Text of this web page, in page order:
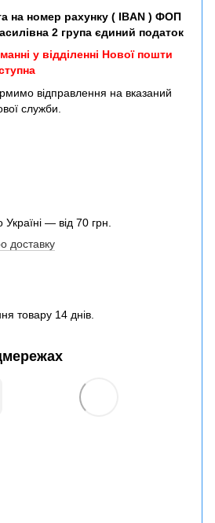
на номер рахунку ( IBAN ) ФОП
2 група єдиний податок
у відділенні Нової пошти
відправлення на вказаний
служби.
— від 70 грн.
доставку
товару 14 днів.